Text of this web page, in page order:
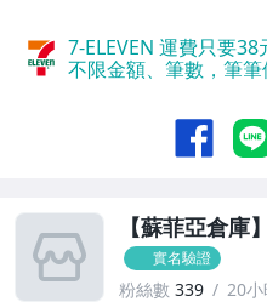
7-ELEVEN 運費只要38
不限金額、筆數，筆筆
【蘇菲亞倉庫
實名驗證
粉絲數 339 20